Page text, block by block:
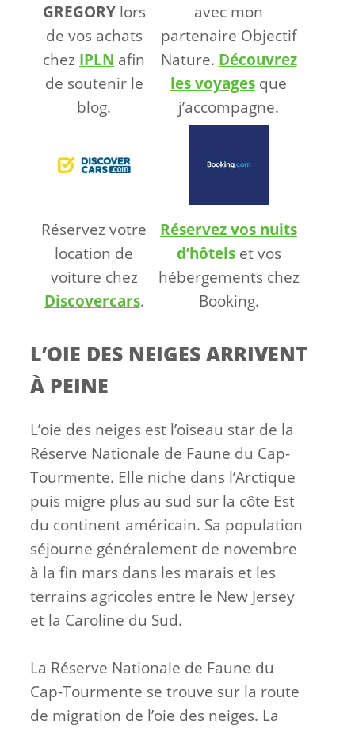
GREGORYlors
de vos achats
chez IPLN afin
de soutenir le
blog.
avec mon
partenaire Objectif
Nature. Découvrez
les voyages que
j’accompagne.
Réservez votre
location de
voiture chez
Discovercars.
Réservez vos nuits
d’hôtelset vos
hébergements chez
Booking.
L’OIE DES NEIGES ARRIVENT
À PEINE
L’oie des neiges est l’oiseau star de la
Réserve Nationale de Faune du Cap-
Tourmente. Elle niche dans l’Arctique
puis migre plus au sud sur la côte Est
du continent américain. Sa population
séjourne généralement de novembre
à la fin mars dans les marais et les
terrains agricoles entre le New Jersey
et la Caroline du Sud.
La Réserve Nationale de Faune du
Cap-Tourmente se trouve sur la route
de migration de l’oie des neiges. La